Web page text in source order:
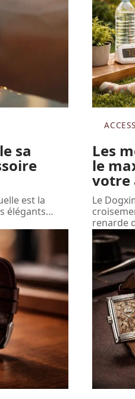
sa
est la
élégants…
Les
le
votre
Le
renarde